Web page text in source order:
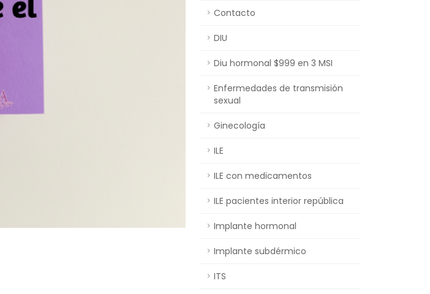
Contacto
DIU
Diu hormonal $999 en 3 MSI
Enfermedades de transmisión
sexual
Ginecología
ILE
ILE con medicamentos
ILE pacientes interior república
Implante hormonal
Implante subdérmico
ITS